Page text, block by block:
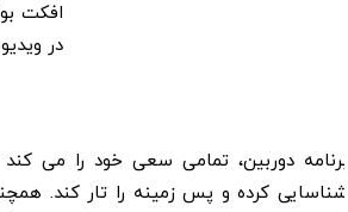
افکت
در
برنامه دوربین، تمامی سعی خود را می کند
شناسایی کرده و پس زمینه را تار کند.